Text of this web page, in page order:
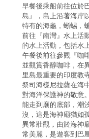
早餐後乘船前往位於
島』，島上沿著海岸
特有的海龜，蜥蜴，
前往『南灣』水上活
的水上活動，包括水
午餐後前往參觀『咖
並觀賞香醇咖啡，在
里島最重要的印度教
祭司海樣尼拉薩在海
對海洋保護神的敬意
能走到廟的底部，潮
沒，這是海神廟猶如
異常壯觀，由於海神
常美麗，是遊客到巴